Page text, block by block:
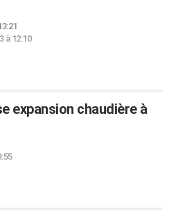
à 12:10
expansion chaudière à